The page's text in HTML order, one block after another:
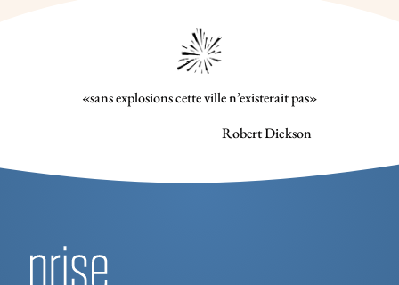
«sans explosions cette ville n’existerait pas»
Robert Dickson